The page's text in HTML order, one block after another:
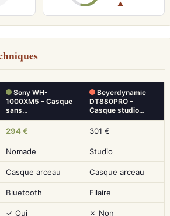
▲
Sony WH-
1000XM5 – Casque
sans…
Beyerdynamic
DT880PRO –
Casque studio…
294 € 301 €
Nomade Studio
Casque arceau Casque arceau
Bluetooth Filaire
✓ Oui ✗ Non